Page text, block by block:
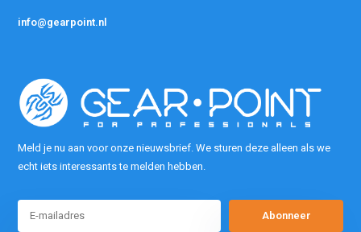
info@gearpoint.nl
Meld je nu aan voor onze nieuwsbrief. We sturen deze alleen als we
echt iets interessants te melden hebben.
Abonneer